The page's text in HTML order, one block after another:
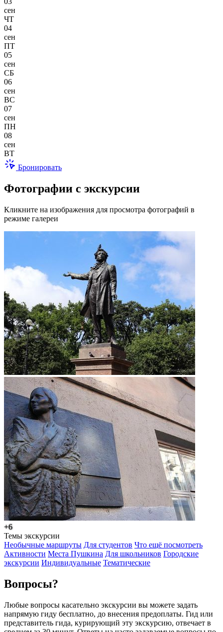
сен
ЧТ
04
сен
ПТ
05
сен
СБ
06
сен
ВС
07
сен
ПН
08
сен
ВТ
Бронировать
Фотографии с экскурсии
Кликните на изображения для просмотра фотографий в
режиме галереи
+6
Темы экскурсии
Необычные маршруты Для студентов Что ещё посмотреть
Активности Места Пушкина Для школьников Городские
экскурсии Индивидуальные Тематические
Вопросы?
Любые вопросы касательно экскурсии вы можете задать
напрямую гиду бесплатно, до внесения предоплаты. Гид или
представитель гида, курирующий эту экскурсию, отвечает в